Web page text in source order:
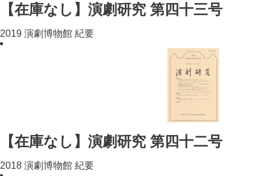
【在庫なし】演劇研究 第四十三号
2019 演劇博物館 紀要
【在庫なし】演劇研究 第四十二号
2018 演劇博物館 紀要